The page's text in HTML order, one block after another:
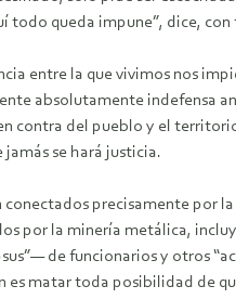
queda impune”, dice,
entre la que vivimos nos
absolutamente indefensa
contra del pueblo y el
se hará justicia.
precisamente por
por la minería metálica,
de funcionarios y otros
es matar toda posibilidad de